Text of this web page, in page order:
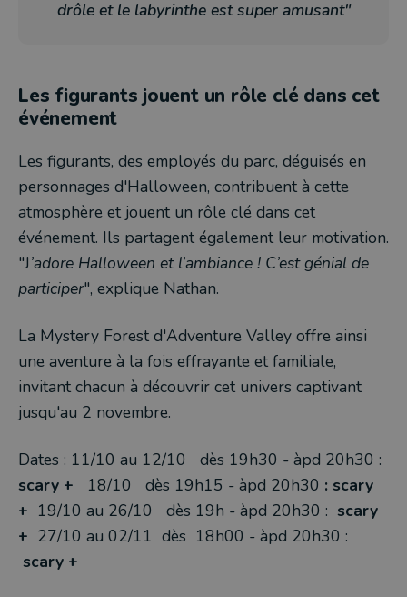
drôle et le labyrinthe est super amusant"
Les figurants jouent un rôle clé dans cet
événement
Les figurants, des employés du parc, déguisés en
personnages d'Halloween, contribuent à cette
atmosphère et jouent un rôle clé dans cet
événement. Ils partagent également leur motivation.
"J’adore Halloween et l’ambiance ! C’est génial de
participer", explique Nathan.
La Mystery Forest d'Adventure Valley offre ainsi
une aventure à la fois effrayante et familiale,
invitant chacun à découvrir cet univers captivant
jusqu'au 2 novembre.
Dates : 11/10 au 12/10 dès 19h30 - àpd 20h30 :
scary +
18/10 dès 19h15 - àpd 20h30 : scary
+ 19/10 au 26/10 dès 19h - àpd 20h30 : scary
+ 27/10 au 02/11 dès 18h00 - àpd 20h30 :
scary +